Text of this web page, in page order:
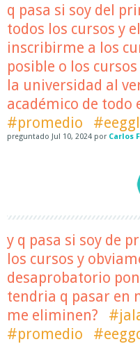
q pasa si soy del
todos los cursos y
inscribirme a los
posible o los
la universidad al
académico de todo
#promedio
preguntado Jul 10, 2024 por Carlos
y q pasa si soy de
los cursos y
desaprobatorio
tendria q pasar en
me eliminen?
#promedio